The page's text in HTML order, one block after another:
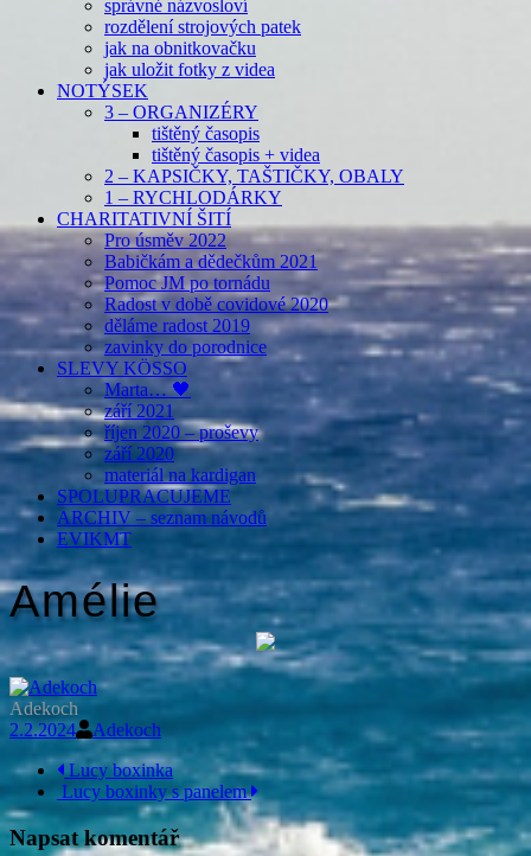
správné názvosloví
rozdělení strojových patek
jak na obnitkovačku
jak uložit fotky z videa
NOTÝSEK
3 – ORGANIZÉRY
tištěný časopis
tištěný časopis + videa
2 – KAPSIČKY, TAŠTIČKY, OBALY
1 – RYCHLODÁRKY
CHARITATIVNÍ ŠITÍ
Pro úsměv 2022
Babičkám a dědečkům 2021
Pomoc JM po tornádu
Radost v době covidové 2020
děláme radost 2019
zavinky do porodnice
SLEVY KÖSSO
Marta… 🖤
září 2021
říjen 2020 – proševy
září 2020
materiál na kardigan
SPOLUPRACUJEME
ARCHIV – seznam návodů
EVIKMT
Amélie
Adekoch
2.2.2024
Adekoch
Navigace
příspěvku
Lucy boxinka
Lucy boxinky s panelem
Napsat komentář